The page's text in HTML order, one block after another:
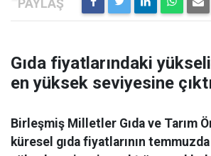
Gıda fiyatlarındaki
en yüksek seviyesine
Birleşmiş Milletler Gıda ve Tarım
küresel gıda fiyatlarının temmuzda